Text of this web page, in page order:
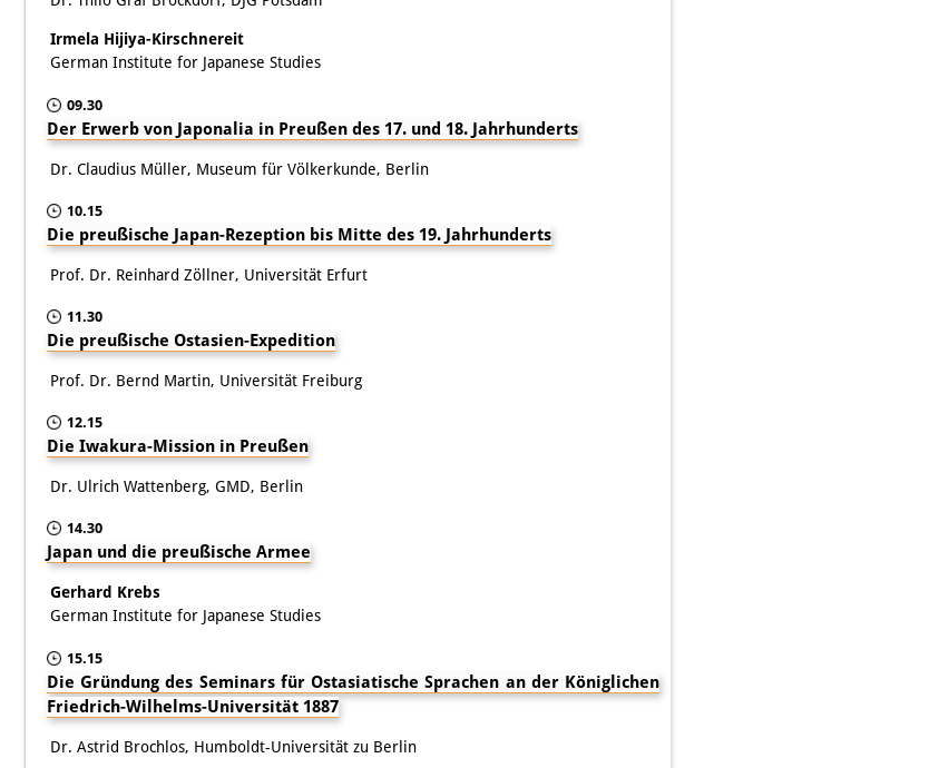
Irmela Hijiya-Kirschnereit
German Institute for Japanese Studies
09.30
Der Erwerb von Japonalia in Preußen des 17. und 18. Jahrhunderts
Dr. Claudius Müller, Museum für Völkerkunde, Berlin
10.15
Die preußische Japan-Rezeption bis Mitte des 19. Jahrhunderts
Prof. Dr. Reinhard Zöllner, Universität Erfurt
11.30
Die preußische Ostasien-Expedition
Prof. Dr. Bernd Martin, Universität Freiburg
12.15
Die Iwakura-Mission in Preußen
Dr. Ulrich Wattenberg, GMD, Berlin
14.30
Japan und die preußische Armee
Gerhard Krebs
German Institute for Japanese Studies
15.15
Die Gründung des Seminars für Ostasiatische Sprachen an der Königlichen
Friedrich-Wilhelms-Universität 1887
Dr. Astrid Brochlos, Humboldt-Universität zu Berlin